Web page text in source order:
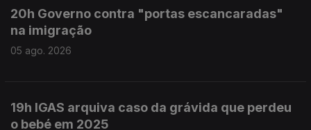
20h Governo contra "portas escancaradas"
na imigração
05 ago. 2026
19h IGAS arquiva caso da grávida que perdeu
o bebé em 2025